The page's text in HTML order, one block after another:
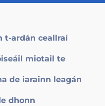
t-ardán ceallraí
miotail te
de iarainn leagán
dhonn